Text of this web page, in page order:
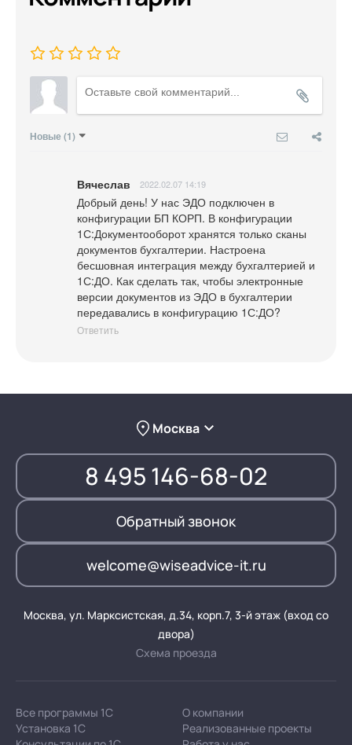
Новые (1)
Вячеслав 2022.02.07 14:19
Добрый день! У нас ЭДО подключен в
конфигурации БП КОРП. В конфигурации
1С:Документооборот хранятся только сканы
документов бухгалтерии. Настроена
бесшовная интеграция между бухгалтерией и
1С:ДО. Как сделать так, чтобы электронные
версии документов из ЭДО в бухгалтерии
передавались в конфигурацию 1С:ДО?
Ответить
Москва
8 495 146-68-02
Обратный звонок
welcome@wiseadvice-it.ru
Москва, ул. Марксистская, д.34, корп.7, 3-й этаж (вход со
двора)
Схема проезда
Все программы 1С
Установка 1С
О компании
Реализованные проекты